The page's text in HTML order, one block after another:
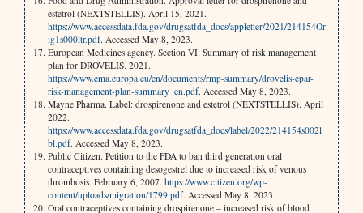
estetrol (NEXTSTELLIS). April 15, 2021.
https://www.accessdata.fda.gov/drugsatfda_docs/appletter/2021/214154Or
ig1s000ltr.pdf. Accessed May 8, 2023.
European Medicines agency. Section VI: Summary of risk management
plan for DROVELIS. 2021.
https://www.ema.europa.eu/en/documents/rmp-summary/drovelis-epar-
risk-management-plan-summary_en.pdf. Accessed May 8, 2023.
Mayne Pharma. Label: drospirenone and estetrol (NEXTSTELLIS). April
2022.
https://www.accessdata.fda.gov/drugsatfda_docs/label/2022/214154s002l
bl.pdf. Accessed May 8, 2023.
Public Citizen. Petition to the FDA to ban third generation oral
contraceptives containing desogestrel due to increased risk of venous
thrombosis. February 6, 2007. https://www.citizen.org/wp-
content/uploads/migration/1799.pdf. Accessed May 8, 2023.
Oral contraceptives containing drospirenone – increased risk of blood